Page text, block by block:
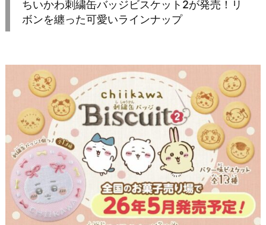
ちいかわ刺繍缶バッジビスケット2が発売！リ
ボンを纏った可愛いラインナップ